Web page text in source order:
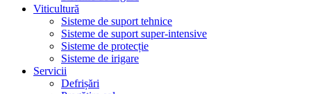
Viticultură
Sisteme de suport tehnice
Sisteme de suport super-intensive
Sisteme de protecție
Sisteme de irigare
Servicii
Defrișări